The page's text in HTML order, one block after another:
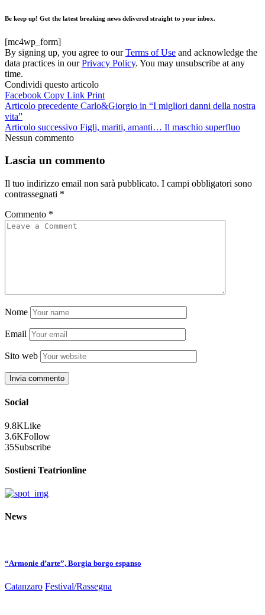
Be keep up! Get the latest breaking news delivered straight to your inbox.
[mc4wp_form]
By signing up, you agree to ourTerms of Use and acknowledge the
data practices in ourPrivacy Policy. You may unsubscribe at any
time.
Condividi questo articolo
Facebook Copy Link Print
Articolo precedente Carlo&Giorgio in “I migliori danni della nostra
vita”
Articolo successivo Figli, mariti, amanti… Il maschio superfluo
Nessun commento
Lascia un commento
Il tuo indirizzo email non sarà pubblicato. I campi obbligatori sono
contrassegnati *
Commento *
Nome
Email
Sito web
Social
9.8KLike
3.6KFollow
35Subscribe
Sostieni Teatrionline
News
“Armonie d’arte”, Borgia borgo espanso
Catanzaro Festival/Rassegna